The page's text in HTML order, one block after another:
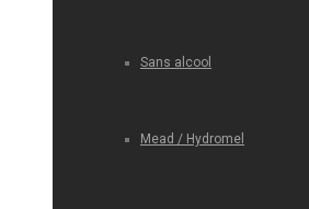
Sans alcool
Mead / Hydromel